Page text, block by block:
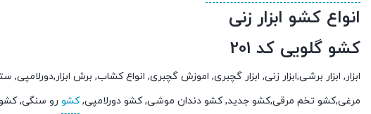
انواع کشو ابزار زنی
کشو گلویی کد 201
ابزار, ابزار برشی,ابزار زنی, ابزار گچبری, اموزش گچبری, انواع کشاب, برش
مرغی,کشو تخم مرقی,کشو جدید, کشو دندان موشی, کشو دورلامپی,کشو رو سنگی,